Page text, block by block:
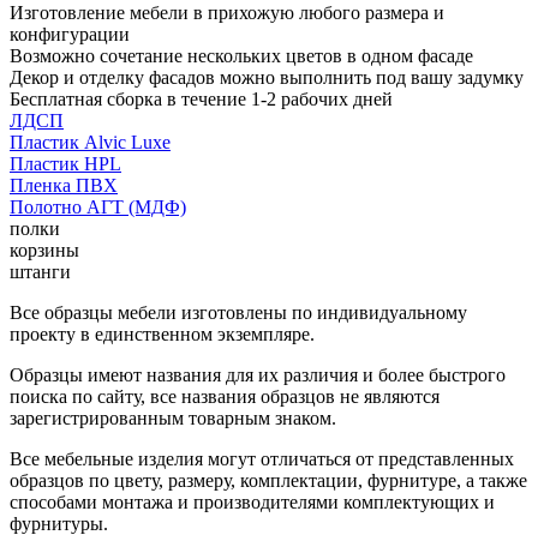
Изготовление мебели в прихожую любого размера и
конфигурации
Возможно сочетание нескольких цветов в одном фасаде
Декор и отделку фасадов можно выполнить под вашу задумку
Бесплатная сборка в течение 1-2 рабочих дней
ЛДСП
Пластик Alvic Luxe
Пластик HPL
Пленка ПВХ
Полотно АГТ (МДФ)
полки
корзины
штанги
Все образцы мебели изготовлены по индивидуальному
проекту в единственном экземпляре.
Образцы имеют названия для их различия и более быстрого
поиска по сайту, все названия образцов не являются
зарегистрированным товарным знаком.
Все мебельные изделия могут отличаться от представленных
образцов по цвету, размеру, комплектации, фурнитуре, а также
способами монтажа и производителями комплектующих и
фурнитуры.